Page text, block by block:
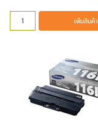
เพิ่มสินค้า